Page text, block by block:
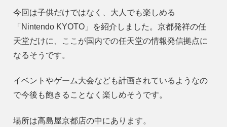
今回は子供だけではなく、大人でも楽しめる
「Nintendo KYOTO」を紹介しました。京都発祥の任
天堂だけに、ここが国内での任天堂の情報発信拠点に
なるそうです。
イベントやゲーム大会なども計画されているようなの
で今後も飽きることなく楽しめそうです。
場所は高島屋京都店の中にあります。